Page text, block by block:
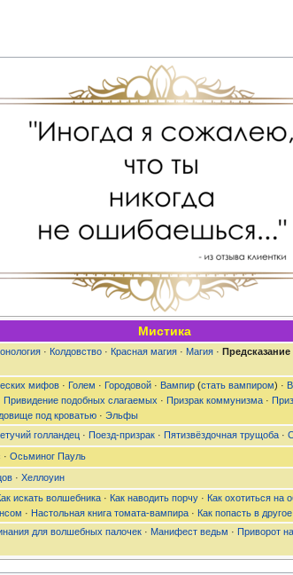
Мистика
· Колдовство · Красная магия · Магия ·
мифов · Голем · Городовой · Вампир (стать вампиром) ·
Привидение подобных слагаемых · Призрак коммунизма ·
под кроватью · Эльфы
голландец · Поезд-призрак · Пятизвëздочная трущоба ·
· Осьминог Пауль
· Хеллоуин
искать волшебника · Как наводить порчу · Как охотиться на
· Настольная книга томата-вампира · Как попасть в
для волшебных палочек · Манифест ведьм · Приворот